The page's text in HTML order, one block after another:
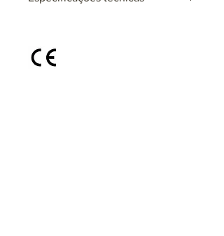
Lâmpadas: 1 x E27 (não incluída)
max. 25W (LED)